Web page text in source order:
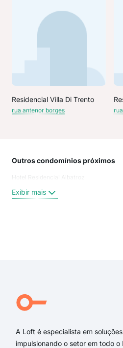
Residencial Villa Di Trento
rua antenor borges
Outros condomínios próximos
Hotel Residencial Albatroz
Exibir mais
A Loft é especialista em
impulsionando o setor em todo o